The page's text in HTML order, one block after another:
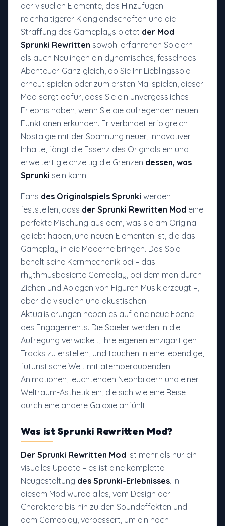
der visuellen Elemente, das Hinzufügen
reichhaltigerer Klanglandschaften und die
Straffung des Gameplays bietet der Mod
Sprunki Rewritten sowohl erfahrenen Spielern
als auch Neulingen ein dynamisches, fesselndes
Abenteuer. Ganz gleich, ob Sie Ihr Lieblingsspiel
erneut spielen oder zum ersten Mal spielen, dieser
Mod sorgt dafür, dass Sie ein unvergessliches
Erlebnis haben, wenn Sie die aufregenden neuen
Funktionen erkunden. Er verbindet erfolgreich
Nostalgie mit der Spannung neuer, innovativer
Inhalte, fängt die Essenz des Originals ein und
erweitert gleichzeitig die Grenzen dessen, was
Sprunki sein kann.
Fans des Originalspiels Sprunki werden
feststellen, dass der Sprunki Rewritten Mod eine
perfekte Mischung aus dem, was sie am Original
geliebt haben, und neuen Elementen ist, die das
Gameplay in die Moderne bringen. Das Spiel
behält seine Kernmechanik bei – das
rhythmusbasierte Gameplay, bei dem man durch
Ziehen und Ablegen von Figuren Musik erzeugt –,
aber die visuellen und akustischen
Aktualisierungen heben es auf eine neue Ebene
des Engagements. Die Spieler werden in die
Aufregung verwickelt, ihre eigenen einzigartigen
Tracks zu erstellen, und tauchen in eine lebendige,
futuristische Welt mit atemberaubenden
Animationen, leuchtenden Neonbildern und einer
Weltraum-Ästhetik ein, die sich wie eine Reise
durch eine andere Galaxie anfühlt.
Was ist Sprunki Rewritten Mod?
Der Sprunki Rewritten Mod ist mehr als nur ein
visuelles Update – es ist eine komplette
Neugestaltung des Sprunki-Erlebnisses. In
diesem Mod wurde alles, vom Design der
Charaktere bis hin zu den Soundeffekten und
dem Gameplay, verbessert, um ein noch